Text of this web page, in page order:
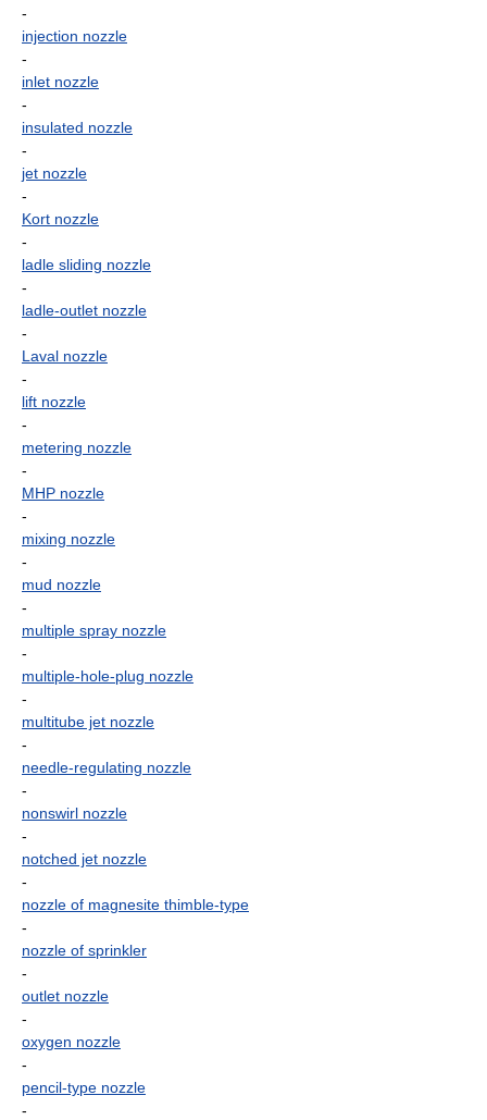
-
injection nozzle
-
inlet nozzle
-
insulated nozzle
-
jet nozzle
-
Kort nozzle
-
ladle sliding nozzle
-
ladle-outlet nozzle
-
Laval nozzle
-
lift nozzle
-
metering nozzle
-
MHP nozzle
-
mixing nozzle
-
mud nozzle
-
multiple spray nozzle
-
multiple-hole-plug nozzle
-
multitube jet nozzle
-
needle-regulating nozzle
-
nonswirl nozzle
-
notched jet nozzle
-
nozzle of magnesite thimble-type
-
nozzle of sprinkler
-
outlet nozzle
-
oxygen nozzle
-
pencil-type nozzle
-